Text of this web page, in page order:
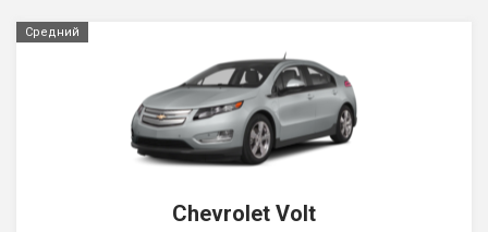
Средний
Chevrolet Volt